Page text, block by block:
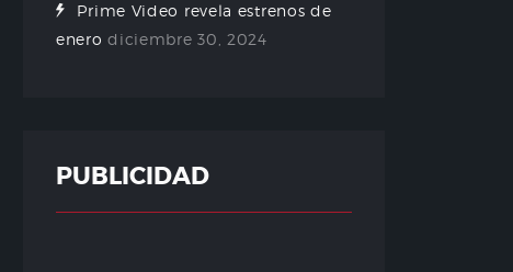
Prime Video revela estrenos de
enero diciembre 30, 2024
PUBLICIDAD